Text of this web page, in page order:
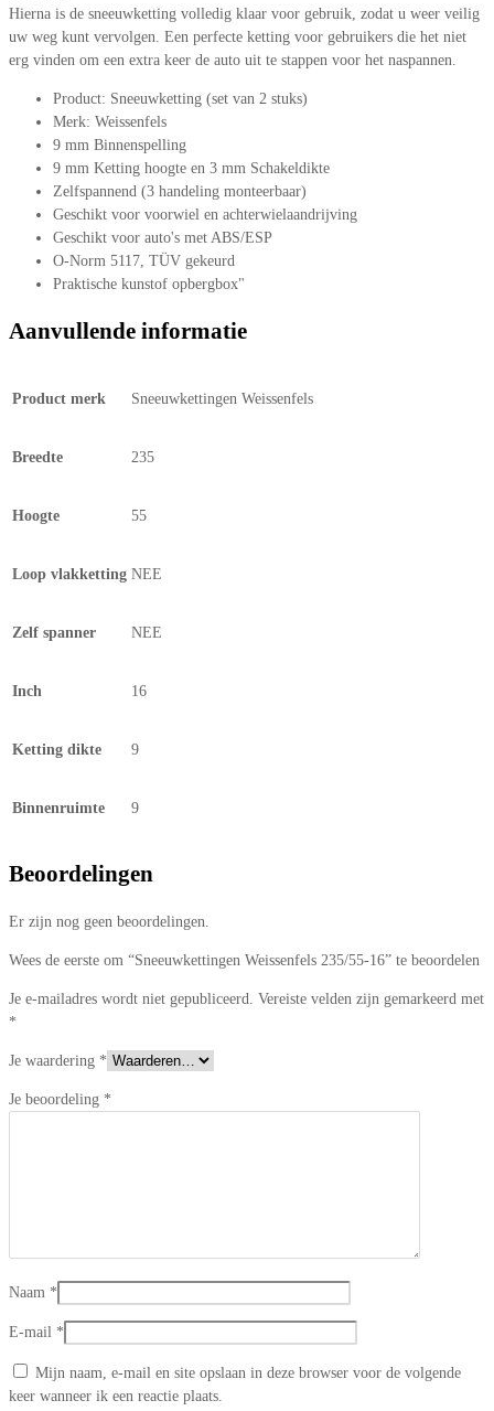
Hierna is de sneeuwketting volledig klaar voor gebruik, zodat u weer veilig
uw weg kunt vervolgen. Een perfecte ketting voor gebruikers die het niet
erg vinden om een extra keer de auto uit te stappen voor het naspannen.
Product: Sneeuwketting (set van 2 stuks)
Merk: Weissenfels
9 mm Binnenspelling
9 mm Ketting hoogte en 3 mm Schakeldikte
Zelfspannend (3 handeling monteerbaar)
Geschikt voor voorwiel en achterwielaandrijving
Geschikt voor auto's met ABS/ESP
O-Norm 5117, TÜV gekeurd
Praktische kunstof opbergbox"
Aanvullende informatie
Product merk Sneeuwkettingen Weissenfels
Breedte 235
Hoogte 55
Loop vlakketting NEE
Zelf spanner NEE
Inch 16
Ketting dikte 9
Binnenruimte 9
Beoordelingen
Er zijn nog geen beoordelingen.
Wees de eerste om “Sneeuwkettingen Weissenfels 235/55-16” te beoordelen
Je e-mailadres wordt niet gepubliceerd. Vereiste velden zijn gemarkeerd met
*
Je waardering *
Je beoordeling *
Naam *
E-mail *
Mijn naam, e-mail en site opslaan in deze browser voor de volgende
keer wanneer ik een reactie plaats.